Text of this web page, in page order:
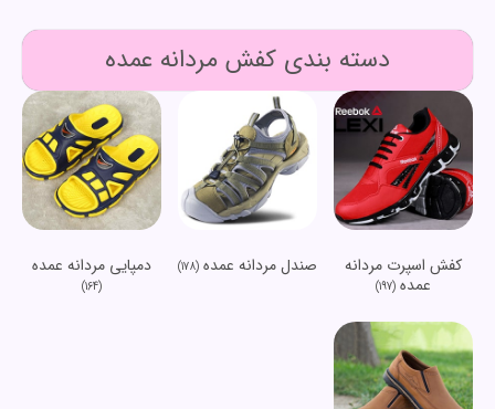
دسته بندی کفش مردانه عمده
کفش اسپرت مردانه
عمده (197)
صندل مردانه عمده (178) دمپایی مردانه عمده
(164)